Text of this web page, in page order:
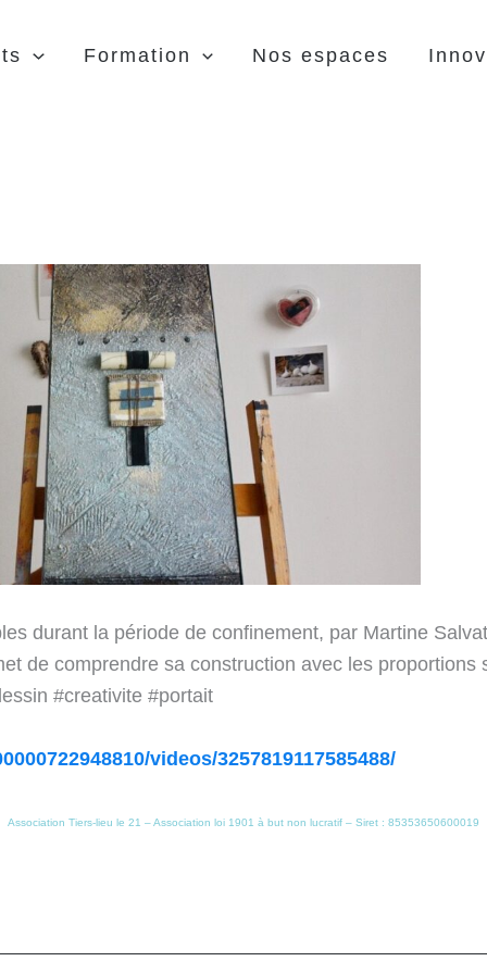
Formation Nos espaces
durant la période de confinement, par Martine
de comprendre sa construction avec les proportions
#creativite #portait
videos/3257819117585488/
Association Tiers-lieu le 21 – Association loi 1901 à but non lucratif – Siret : 85353650600019